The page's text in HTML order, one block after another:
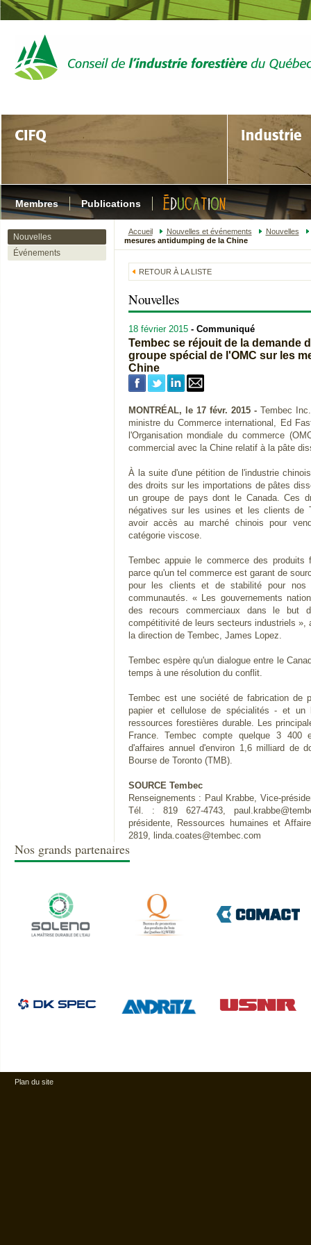
Membres Publications
Nouvelles
Événements
Accueil Nouvelles et événements
Nouvelles
mesures antidumping de la Chine
RETOUR À LA LISTE
Nouvelles
18 février 2015 - Communiqué
Tembec se réjouit de la demande
groupe spécial de l'OMC sur les
Chine
MONTRÉAL, le 17 févr. 2015 - Tembec
ministre du Commerce international, Ed
l'Organisation mondiale du commerce
commercial avec la Chine relatif à la pâte
À la suite d'une pétition de l'industrie
des droits sur les importations de pâtes
un groupe de pays dont le Canada. Ces
négatives sur les usines et les clients de
avoir accès au marché chinois pour
catégorie viscose.
Tembec appuie le commerce des
parce qu'un tel commerce est garant de
pour les clients et de stabilité pour nos
communautés. « Les gouvernements
des recours commerciaux dans le but
compétitivité de leurs secteurs industriels »,
la direction de Tembec, James Lopez.
Tembec espère qu'un dialogue entre le
temps à une résolution du conflit.
Tembec est une société de fabrication de
papier et cellulose de spécialités - et un
ressources forestières durable. Les
France. Tembec compte quelque 3 400
d'affaires annuel d'environ 1,6 milliard de
Bourse de Toronto (TMB).
SOURCE Tembec
Renseignements : Paul Krabbe, Vice-
Tél. : 819 627-4743,
présidente, Ressources humaines et
2819, linda.coates@tembec.com
Nos grands partenaires
Plan du site